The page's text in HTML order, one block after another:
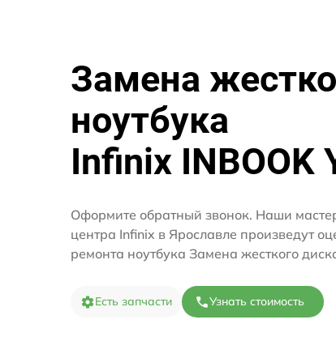
Замена
ноутбука
Infinix INBOOK
Оформите обратный звонок. Наши
центра Infinix в Ярославле произведут
ремонта ноутбука Замена жесткого
Есть запчасти Узнать стоимость